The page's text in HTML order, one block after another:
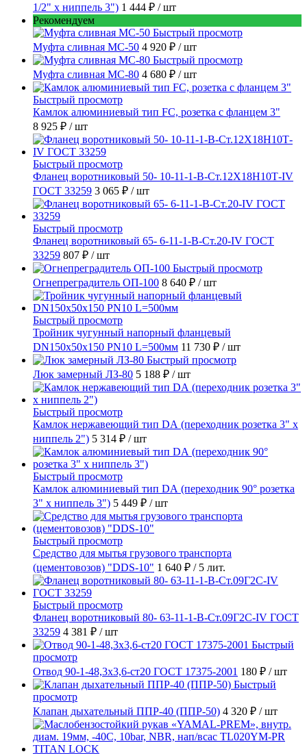
1/2" х ниппель 3") 1 444 ₽ / шт
Рекомендуем
Быстрый просмотр
Муфта сливная МС-50 4 920 ₽ / шт
Быстрый просмотр
Муфта сливная МС-80 4 680 ₽ / шт
Быстрый просмотр
Камлок алюминиевый тип FC, розетка с фланцем 3"
8 925 ₽ / шт
Быстрый просмотр
Фланец воротниковый 50- 10-11-1-B-Ст.12Х18Н10Т-IV
ГОСТ 33259 3 065 ₽ / шт
Быстрый просмотр
Фланец воротниковый 65- 6-11-1-B-Ст.20-IV ГОСТ
33259 807 ₽ / шт
Быстрый просмотр
Огнепреградитель ОП-100 8 640 ₽ / шт
Быстрый просмотр
Тройник чугунный напорный фланцевый
DN150х50х150 PN10 L=500мм 11 730 ₽ / шт
Быстрый просмотр
Люк замерный ЛЗ-80 5 188 ₽ / шт
Быстрый просмотр
Камлок нержавеющий тип DА (переходник розетка 3" х
ниппель 2") 5 314 ₽ / шт
Быстрый просмотр
Камлок алюминиевый тип DА (переходник 90° розетка
3" х ниппель 3") 5 449 ₽ / шт
Быстрый просмотр
Средство для мытья грузового транспорта
(цементовозов) "DDS-10" 1 640 ₽ / 5 лит.
Быстрый просмотр
Фланец воротниковый 80- 63-11-1-B-Ст.09Г2С-IV ГОСТ
33259 4 381 ₽ / шт
Быстрый
просмотр
Отвод 90-1-48,3х3,6-ст20 ГОСТ 17375-2001 180 ₽ / шт
Быстрый
просмотр
Клапан дыхательный ППР-40 (ППР-50) 4 320 ₽ / шт